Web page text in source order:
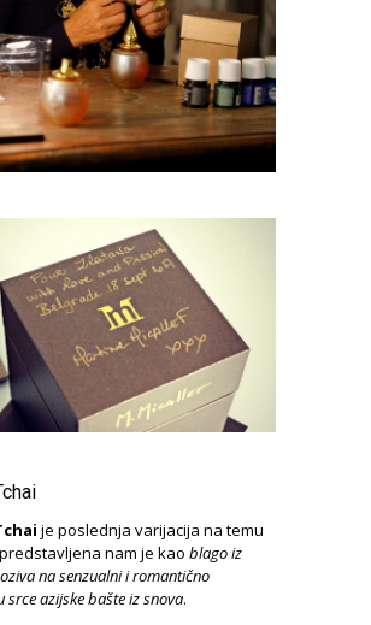
je poslednja varijacija na temu
nam je kao blago iz
na senzualni i romantično
srce azijske bašte iz snova.